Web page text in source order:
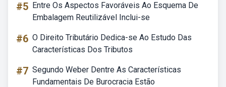
#5 Entre Os Aspectos Favoráveis Ao Esquema De
Embalagem Reutilizável Inclui-se
#6 O Direito Tributário Dedica-se Ao Estudo Das
Características Dos Tributos
#7 Segundo Weber Dentre As Características
Fundamentais De Burocracia Estão